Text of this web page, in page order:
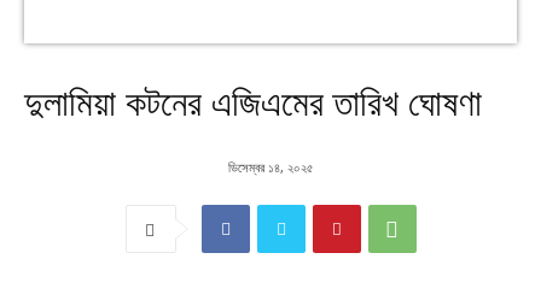
দুলামিয়া কটনের এজিএমের তারিখ ঘোষণা
ডিসেম্বর ১৪, ২০২৫